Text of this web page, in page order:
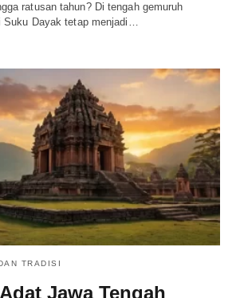
ratusan tahun? Di tengah gemuruh
Suku Dayak tetap menjadi…
TRADISI
Jawa Tengah